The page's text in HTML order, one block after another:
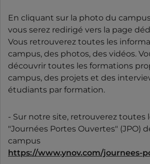
En cliquant sur la photo du
vous serez redirigé vers la page
Vous retrouverez toutes les
campus, des photos, des vidéos.
découvrir toutes les formations
campus, des projets et des
étudiants par formation.
- Sur notre site, retrouverez toutes
"Journées Portes Ouvertes" (JPO)
campus
https://www.ynov.com/journees-